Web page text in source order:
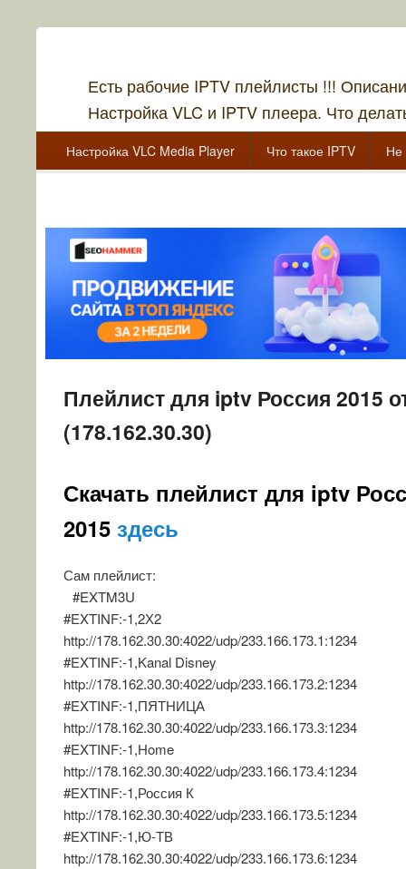
Есть рабочие IPTV плейлисты !!!
Настройка VLC и IPTV плеера. Что
Главное меню
Перейти к основному содержанию
Перейти к дополнительному содержимому
Настройка VLC Media Player Что такое IPTV Не
Плейлист для iptv Россия 2015
(178.162.30.30)
Скачать плейлист для iptv
2015 здесь
Сам плейлист:
#EXTM3U
#EXTINF:-1,2Х2
http://178.162.30.30:4022/udp/233.166.173.1:1234
#EXTINF:-1,Kanal Disney
http://178.162.30.30:4022/udp/233.166.173.2:1234
#EXTINF:-1,ПЯТНИЦА
http://178.162.30.30:4022/udp/233.166.173.3:1234
#EXTINF:-1,Home
http://178.162.30.30:4022/udp/233.166.173.4:1234
#EXTINF:-1,Россия К
http://178.162.30.30:4022/udp/233.166.173.5:1234
#EXTINF:-1,Ю-ТВ
http://178.162.30.30:4022/udp/233.166.173.6:1234